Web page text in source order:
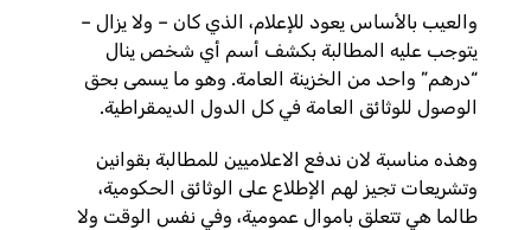
والعيب بالأساس يعود للإعلام، الذي كان – ولا يزال –
يتوجب عليه المطالبة بكشف أسم أي شخص ينال
“درهم” واحد من الخزينة العامة. وهو ما يسمى بحق
الوصول للوثائق العامة في كل الدول الديمقراطية.
وهذه مناسبة لان ندفع الاعلاميين للمطالبة بقوانين
وتشريعات تجيز لهم الإطلاع على الوثائق الحكومية،
طالما هي تتعلق باموال عمومية، وفي نفس الوقت ولا